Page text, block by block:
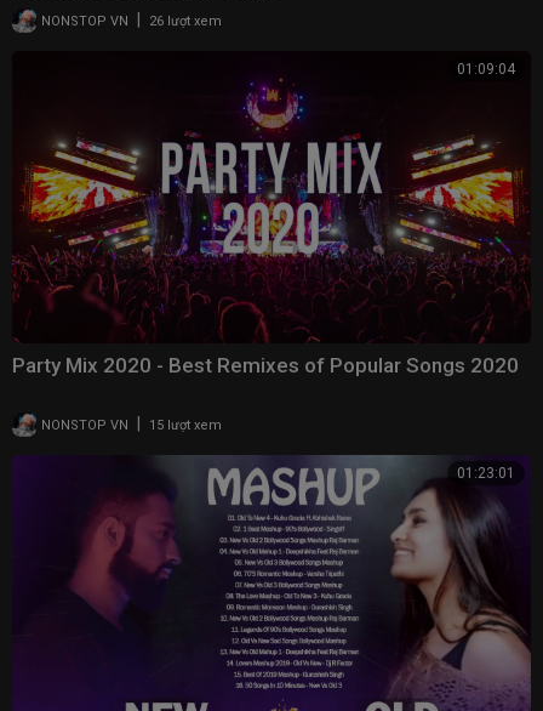
NONSTOP VN 26 lượt xem
01:09:04
Party Mix 2020 - Best Remixes of Popular Songs 2020
NONSTOP VN | 15 lượt xem
01:23:01